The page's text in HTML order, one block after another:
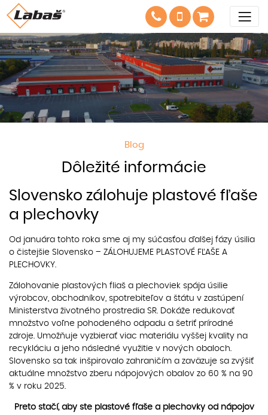
Blog
Dôležité informácie
Slovensko zálohuje plastové fľaše
a plechovky
Od januára tohto roka sme aj my súčasťou ďalšej fázy úsilia
o čistejšie Slovensko – ZÁLOHUJEME PLASTOVÉ FĽAŠE A
PLECHOVKY.
Zálohovanie plastových fliaš a plechoviek spája úsilie
výrobcov, obchodníkov, spotrebiteľov a štátu v zastúpení
Ministerstva životného prostredia SR. Dokáže redukovať
množstvo voľne pohodeného odpadu a šetriť prírodné
zdroje. Umožňuje vyzbierať viac materiálu vyššej kvality na
recykláciu a jeho následné využitie v nových obaloch.
Slovensko sa tak inšpirovalo zahraničím a zaväzuje sa zvýšiť
aktuálne množstvo zberu nápojových obalov zo 60 % na 90
% v roku 2025.
Preto stačí, aby ste plastové fľaše a plechovky od nápojov